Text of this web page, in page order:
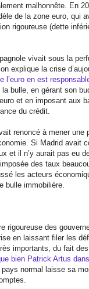
malhonnête. En
de la zone euro, qui
rigoureuse (dette
vivait sous la
explique la crise
l’euro en est
bulle, en gérant son
et en imposant aux
du crédit.
renoncé à mener une
Si Madrid avait
et il n’y aurait pas eu
des taux
les acteurs
bulle immobilière.
rigoureuse des
en laissant filer les
importants, du fait
bien Patrick Artus
pays normal laisse sa